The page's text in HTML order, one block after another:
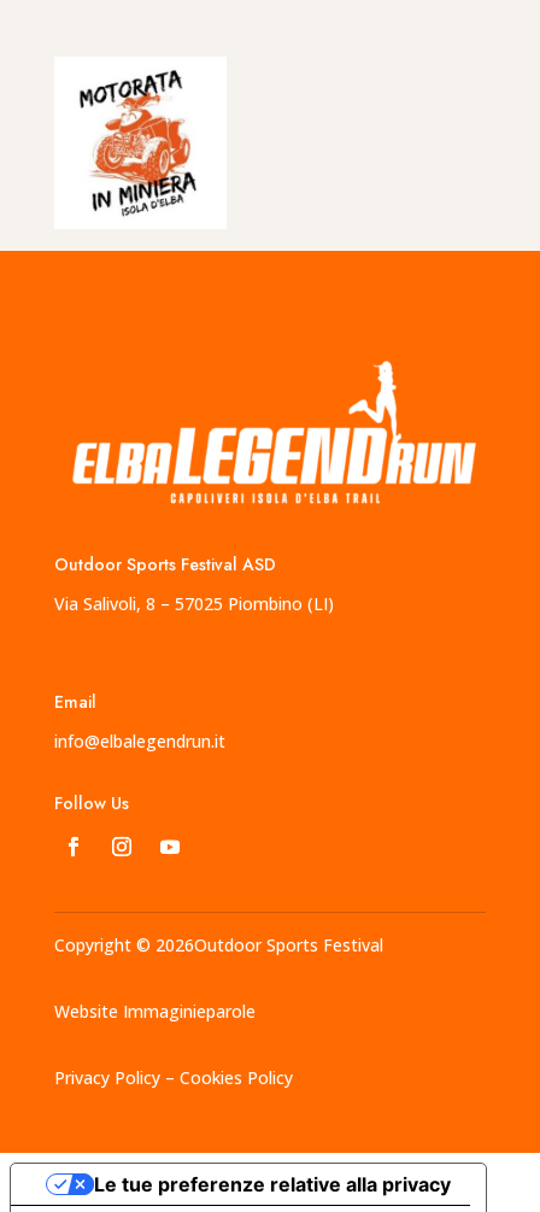
Outdoor Sports Festival ASD
Via Salivoli, 8 – 57025 Piombino (LI)
Email
info@elbalegendrun.it
Follow Us
Copyright © 2026Outdoor Sports Festival
Website Immaginieparole
Privacy Policy – Cookies Policy
Le tue preferenze relative alla privacy